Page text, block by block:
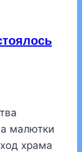
малютки
храма